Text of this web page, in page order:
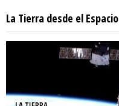
La Tierra desde el Espacio